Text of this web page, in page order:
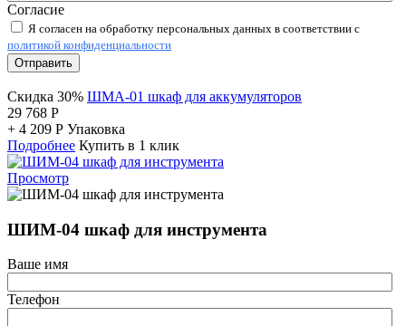
Согласие
Я согласен на обработку персональных данных в соответствии с
политикой конфиденциальности
Отправить
Скидка 30% ШМА-01 шкаф для аккумуляторов
29 768 Р
+ 4 209 Р Упаковка
Подробнее Купить в 1 клик
Просмотр
ШИМ-04 шкаф для инструмента
Ваше имя
Телефон